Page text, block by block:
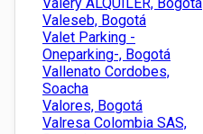
Valeseb, Bogotá
Valet Parking -
Oneparking-, Bogotá
Vallenato Cordobes,
Soacha
Valores, Bogotá
Valresa Colombia SAS,